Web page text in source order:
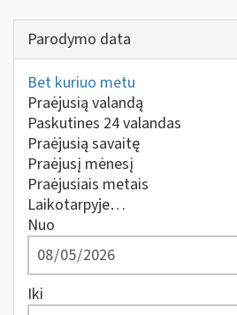
Parodymo data
Bet kuriuo metu
Praėjusią valandą
Paskutines 24 valandas
Praėjusią savaitę
Praėjusį mėnesį
Praėjusiais metais
Laikotarpyje…
Nuo
Iki